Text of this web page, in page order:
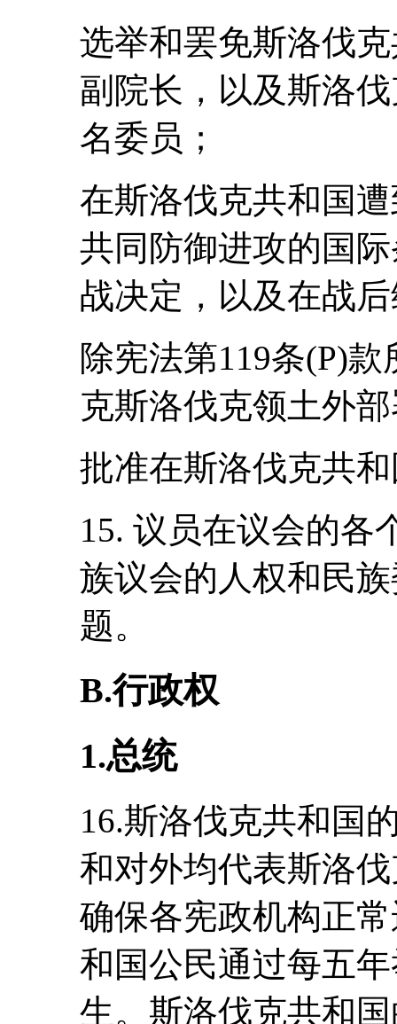
选举和罢免斯洛伐
副院长，以及斯洛
名委员；
在斯洛伐克共和国
共同防御进攻的国
战决定，以及在战
除宪法第119条(P)
克斯洛伐克领土外
批准在斯洛伐克共
15. 议员在议会的各
族议会的人权和民
题。
B.行政权
1.总统
16.斯洛伐克共和国
和对外均代表斯洛
确保各宪政机构正
和国公民通过每五
生。斯洛伐克共和